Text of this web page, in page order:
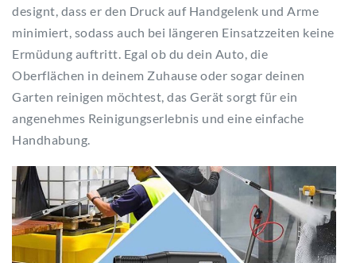
designt, dass er den Druck auf Handgelenk und Arme
minimiert, sodass auch bei längeren Einsatzzeiten keine
Ermüdung auftritt. Egal ob du dein Auto, die
Oberflächen in deinem Zuhause oder sogar deinen
Garten reinigen möchtest, das Gerät sorgt für ein
angenehmes Reinigungserlebnis und eine einfache
Handhabung.